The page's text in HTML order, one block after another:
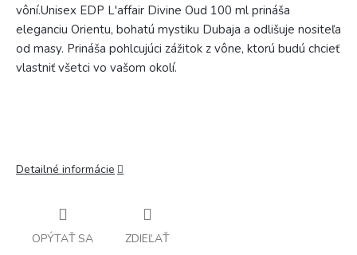
vôní.Unisex EDP L'affair Divine Oud 100 ml prináša
eleganciu Orientu, bohatú mystiku Dubaja a odlišuje nositeľa
od masy. Prináša pohlcujúci zážitok z vône, ktorú budú chcieť
vlastniť všetci vo vašom okolí.
Detailné informácie
OPÝTAŤ SA ZDIEĽAŤ